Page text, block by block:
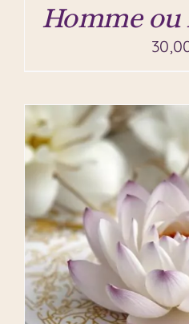
Homme ou